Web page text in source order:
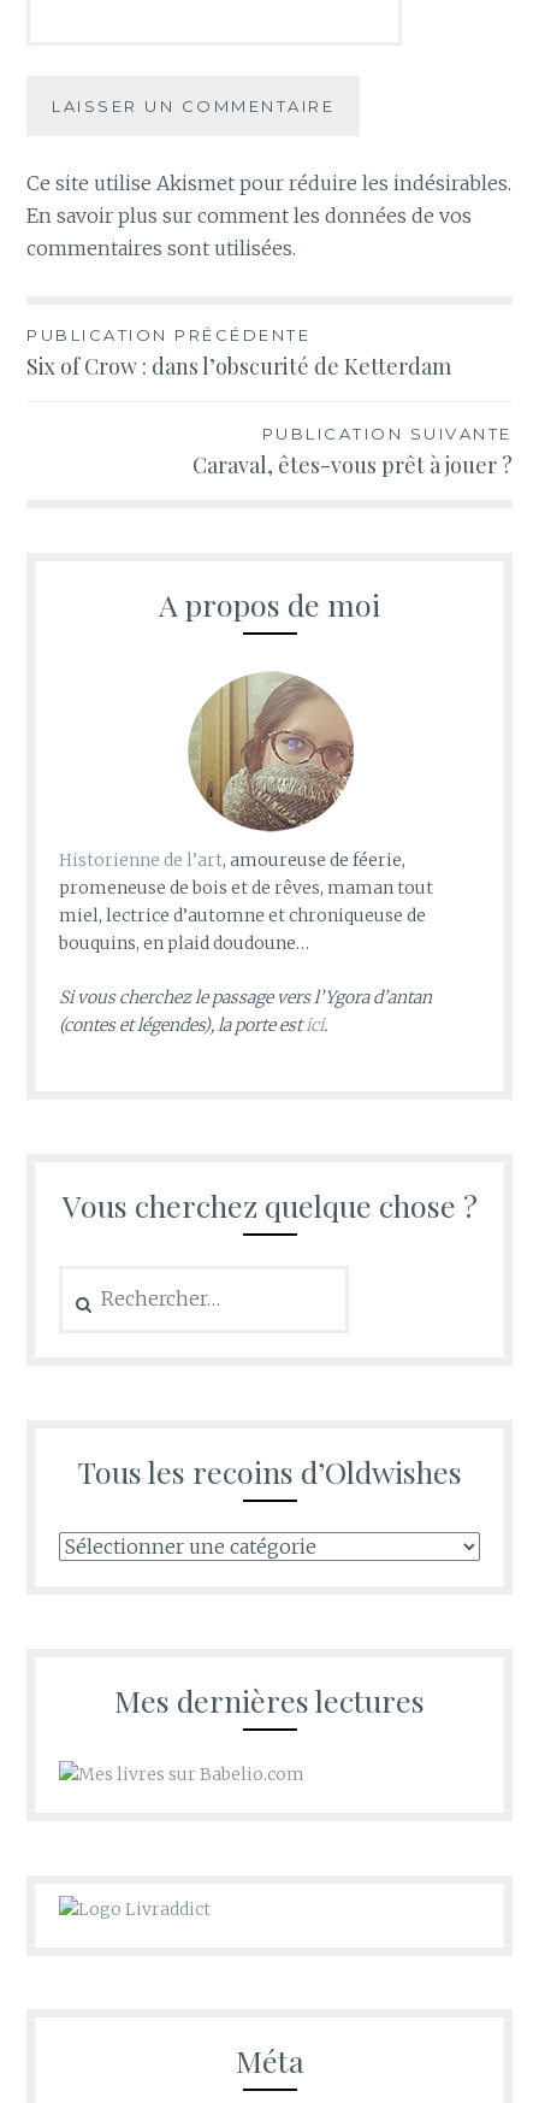
Ce site utilise Akismet pour réduire les indésirables.
En savoir plus sur comment les données de vos
commentaires sont utilisées.
Navigation
de
PUBLICATION PRÉCÉDENTE
Six of Crow : dans l’obscurité de Ketterdam
PUBLICATION SUIVANTE
Caraval, êtes-vous prêt à jouer ?
A propos de moi
Historienne de l’art, amoureuse de féerie,
promeneuse de bois et de rêves, maman tout
miel, lectrice d’automne et chroniqueuse de
bouquins, en plaid doudoune…
Si vous cherchez le passage vers l’Ygora d’antan
(contes et légendes), la porte estici.
Vous cherchez quelque chose ?
Tous les recoins d’Oldwishes
Tous
Mes dernières lectures
Méta